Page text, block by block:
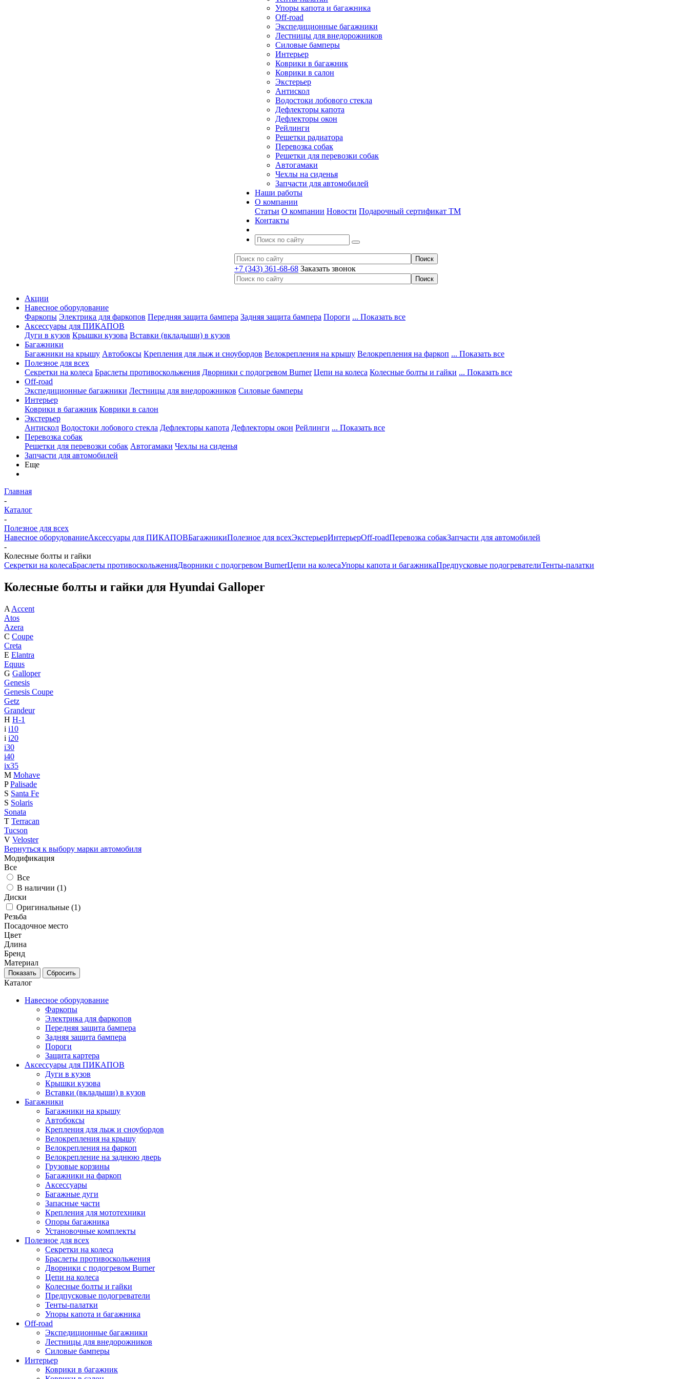
Упоры капота и багажника
Off-road
Экспедиционные багажники
Лестницы для внедорожников
Силовые бамперы
Интерьер
Коврики в багажник
Коврики в салон
Экстерьер
Антискол
Водостоки лобового стекла
Дефлекторы капота
Дефлекторы окон
Рейлинги
Решетки радиатора
Перевозка собак
Решетки для перевозки собак
Автогамаки
Чехлы на сиденья
Запчасти для автомобилей
Наши работы
О компании
Статьи О компании Новости Подарочный сертификат ТМ
Контакты
+7 (343) 361-68-68 Заказать звонок
Акции
Навесное оборудование
Фаркопы Электрика для фаркопов Передняя защита бампера Задняя защита бампера Пороги ... Показать все
Аксессуары для ПИКАПОВ
Дуги в кузов Крышки кузова Вставки (вкладыши) в кузов
Багажники
Багажники на крышу Автобоксы Крепления для лыж и сноубордов Велокрепления на крышу Велокрепления на фаркоп ... Показать все
Полезное для всех
Секретки на колеса Браслеты противоскольжения Дворники с подогревом Burner Цепи на колеса Колесные болты и гайки ... Показать все
Off-road
Экспедиционные багажники Лестницы для внедорожников Силовые бамперы
Интерьер
Коврики в багажник Коврики в салон
Экстерьер
Антискол Водостоки лобового стекла Дефлекторы капота Дефлекторы окон Рейлинги ... Показать все
Перевозка собак
Решетки для перевозки собак Автогамаки Чехлы на сиденья
Запчасти для автомобилей
Еще
Главная
-
Каталог
-
Полезное для всех
Навесное оборудованиеАксессуары для ПИКАПОВБагажникиПолезное для всехЭкстерьерИнтерьерOff-roadПеревозка собакЗапчасти для автомобилей
-
Колесные болты и гайки
Секретки на колесаБраслеты противоскольженияДворники с подогревом BurnerЦепи на колесаУпоры капота и багажникаПредпусковые подогревателиТенты-палатки
Колесные болты и гайки для Hyundai Galloper
A Accent
Atos
Azera
C Coupe
Creta
E Elantra
Equus
G Galloper
Genesis
Genesis Coupe
Getz
Grandeur
H H-1
i i10
i i20
i30
i40
ix35
M Mohave
P Palisade
S Santa Fe
S Solaris
Sonata
T Terracan
Tucson
V Veloster
Вернуться к выбору марки автомобиля
Модификация
Все
Все
В наличии (1)
Диски
Оригинальные (1)
Резьба
Посадочное место
Цвет
Длина
Бренд
Материал
Каталог
Навесное оборудование
Фаркопы
Электрика для фаркопов
Передняя защита бампера
Задняя защита бампера
Пороги
Защита картера
Аксессуары для ПИКАПОВ
Дуги в кузов
Крышки кузова
Вставки (вкладыши) в кузов
Багажники
Багажники на крышу
Автобоксы
Крепления для лыж и сноубордов
Велокрепления на крышу
Велокрепления на фаркоп
Велокрепление на заднюю дверь
Грузовые корзины
Багажники на фаркоп
Аксессуары
Багажные дуги
Запасные части
Крепления для мототехники
Опоры багажника
Установочные комплекты
Полезное для всех
Секретки на колеса
Браслеты противоскольжения
Дворники с подогревом Burner
Цепи на колеса
Колесные болты и гайки
Предпусковые подогреватели
Тенты-палатки
Упоры капота и багажника
Off-road
Экспедиционные багажники
Лестницы для внедорожников
Силовые бамперы
Интерьер
Коврики в багажник